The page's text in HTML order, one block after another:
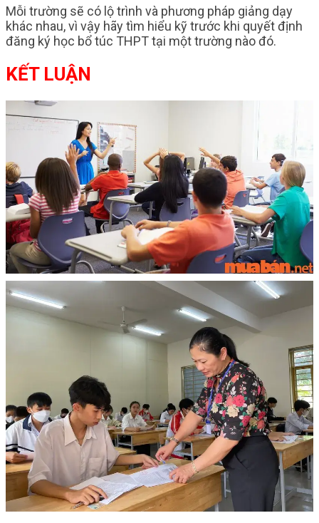
Mỗi trường sẽ có lộ trình và phương pháp giảng dạy
khác nhau, vì vậy hãy tìm hiểu kỹ trước khi quyết định
đăng ký học bổ túc THPT tại một trường nào đó.
KẾT LUẬN